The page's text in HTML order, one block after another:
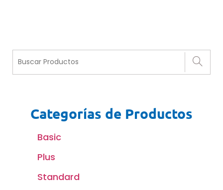
Categorías de Productos
Basic
Plus
Standard